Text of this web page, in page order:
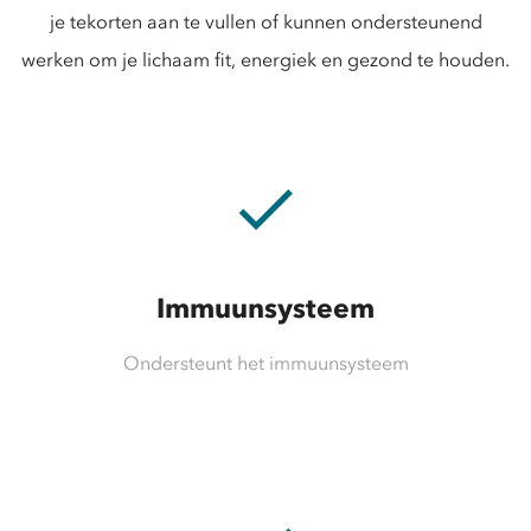
je tekorten aan te vullen of kunnen ondersteunend
werken om je lichaam fit, energiek en gezond te houden.
done
Immuunsysteem
Ondersteunt het immuunsysteem